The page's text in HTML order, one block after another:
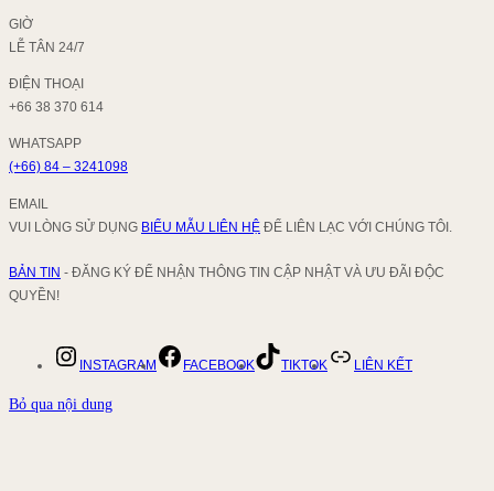
GIỜ
LỄ TÂN 24/7
ĐIỆN THOẠI
+66 38 370 614
WHATSAPP
(+66) 84 – 3241098
EMAIL
VUI LÒNG SỬ DỤNG BIỂU MẪU LIÊN HỆ ĐỂ LIÊN LẠC VỚI CHÚNG TÔI.
BẢN TIN - ĐĂNG KÝ ĐỂ NHẬN THÔNG TIN CẬP NHẬT VÀ ƯU ĐÃI ĐỘC
QUYỀN!
INSTAGRAM FACEBOOK TIKTOK LIÊN KẾT
Bỏ qua nội dung